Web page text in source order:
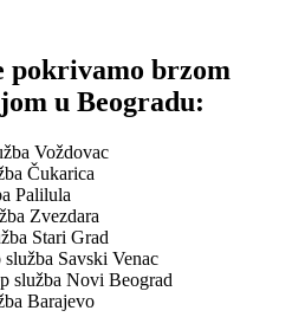
pokrivamo brzom
u Beogradu:
Voždovac
Čukarica
Palilula
Zvezdara
Stari Grad
Savski Venac
služba Novi Beograd
Barajevo